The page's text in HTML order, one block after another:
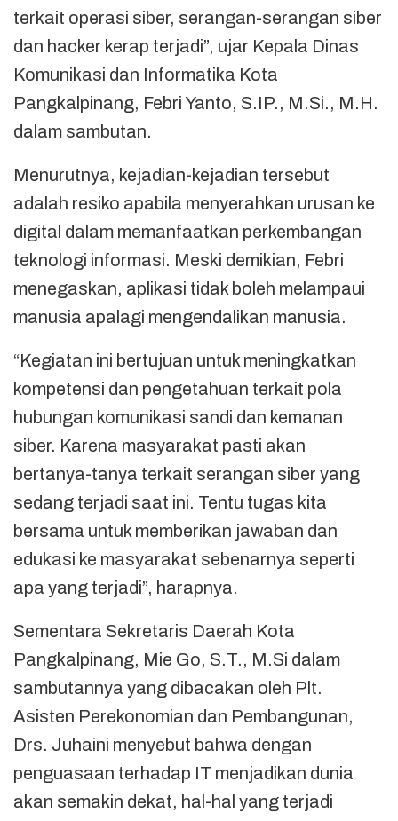
terkait operasi siber, serangan-serangan siber
dan hacker kerap terjadi”, ujar Kepala Dinas
Komunikasi dan Informatika Kota
Pangkalpinang, Febri Yanto, S.IP., M.Si., M.H.
dalam sambutan.
Menurutnya, kejadian-kejadian tersebut
adalah resiko apabila menyerahkan urusan ke
digital dalam memanfaatkan perkembangan
teknologi informasi. Meski demikian, Febri
menegaskan, aplikasi tidak boleh melampaui
manusia apalagi mengendalikan manusia.
“Kegiatan ini bertujuan untuk meningkatkan
kompetensi dan pengetahuan terkait pola
hubungan komunikasi sandi dan kemanan
siber. Karena masyarakat pasti akan
bertanya-tanya terkait serangan siber yang
sedang terjadi saat ini. Tentu tugas kita
bersama untuk memberikan jawaban dan
edukasi ke masyarakat sebenarnya seperti
apa yang terjadi”, harapnya.
Sementara Sekretaris Daerah Kota
Pangkalpinang, Mie Go, S.T., M.Si dalam
sambutannya yang dibacakan oleh Plt.
Asisten Perekonomian dan Pembangunan,
Drs. Juhaini menyebut bahwa dengan
penguasaan terhadap IT menjadikan dunia
akan semakin dekat, hal-hal yang terjadi